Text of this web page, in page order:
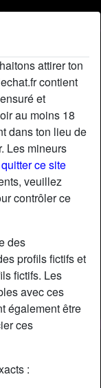
attirer ton
contient
et
au moins 18
dans ton lieu de
Les mineurs
quitter ce site
veuillez
contrôler ce
des
profils fictifs et
fictifs. Les
avec ces
également être
ces
:
Discuter !